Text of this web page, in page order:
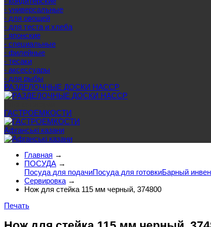
- универсальные
- для овощей
- для теста и хлеба
- японские
- специальные
- филейные
- тесаки
- аксессуары
- для рыбы
РАЗДЕЛОЧНЫЕ ДОСКИ HACCP
ГАСТРОЕМКОСТИ
Афганські казани
Главная →
ПОСУДА →
Посуда для подачиПосуда для готовкиБарный
Сервировка →
Нож для стейка 115 мм черный, 374800
Печать